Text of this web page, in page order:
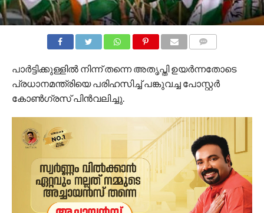
പാര്‍ട്ടിക്കുള്ളില്‍ നിന്ന് തന്നെ അതൃപ്തി ഉയര്‍ന്നതോടെ
പ്രധാനമന്ത്രിയെ പരിഹസിച്ച് പങ്കുവച്ച പോസ്റ്റര്‍
കോണ്‍ഗ്രസ് പിന്‍വലിച്ചു.